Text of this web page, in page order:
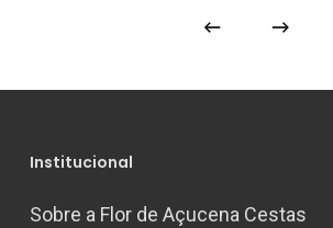
Institucional
Sobre a Flor de Açucena Cestas